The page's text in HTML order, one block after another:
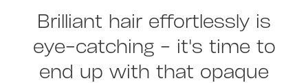
Brilliant hair effortlessly is
eye-catching - it's time to
end up with that opaque